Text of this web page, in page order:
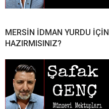
MERSİN İDMAN YURDU İÇİN
HAZIRMISINIZ?